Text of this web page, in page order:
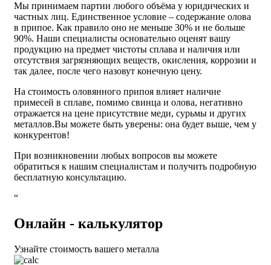
Мы принимаем партии любого объёма у юридических и
частных лиц. Единственное условие – содержание олова
в припое. Как правило оно не меньше 30% и не больше
90%. Наши специалисты основательно оценят вашу
продукцию на предмет чистоты сплава и наличия или
отсутствия загрязняющих веществ, окисления, коррозии и
так далее, после чего назовут конечную цену.
На стоимость оловянного припоя влияет наличие
примесей в сплаве, помимо свинца и олова, негативно
отражается на цене присутствие меди, сурьмы и других
металлов.Вы можете быть уверены: она будет выше, чем у
конкурентов!
При возникновении любых вопросов вы можете
обратиться к нашим специалистам и получить подробную
бесплатную консультацию.
“
Oнлайн - калькулятор
Узнайте стоимость вашего металла